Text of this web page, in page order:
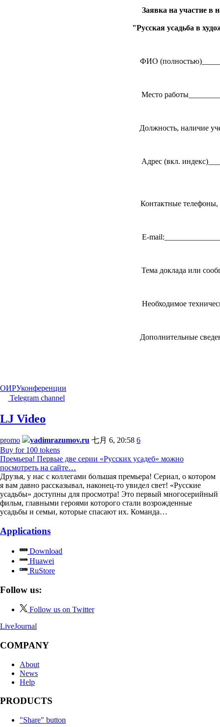
Заявка на участие в
"Русская усадьба в
ФИО
Место
Должность, наличие
Адрес (вкл.
Контактные телефоны,
E-
Тема доклада или
Необходимое
Дополнительные
ОИРУконференции
Telegram channel
LJ Video
promo vadimrazumov.ru 七月 6, 20:58 6
Buy for 100 tokens
Премьера! Первые две серии «Русских усадеб» можно
посмотреть на сайте…
Друзья, у нас с коллегами большая премьера! Сериал, о котором
я вам давно рассказывал, наконец-то увидел свет! «Русские
усадьбы» доступны для просмотра! Это первый многосерийный
фильм, главными героями которого стали возрожденные
усадьбы и семьи, которые спасают их. Команда…
Applications
Download
Huawei
RuStore
Follow us:
Follow us on Twitter
LiveJournal
COMPANY
About
News
Help
PRODUCTS
"Share" button